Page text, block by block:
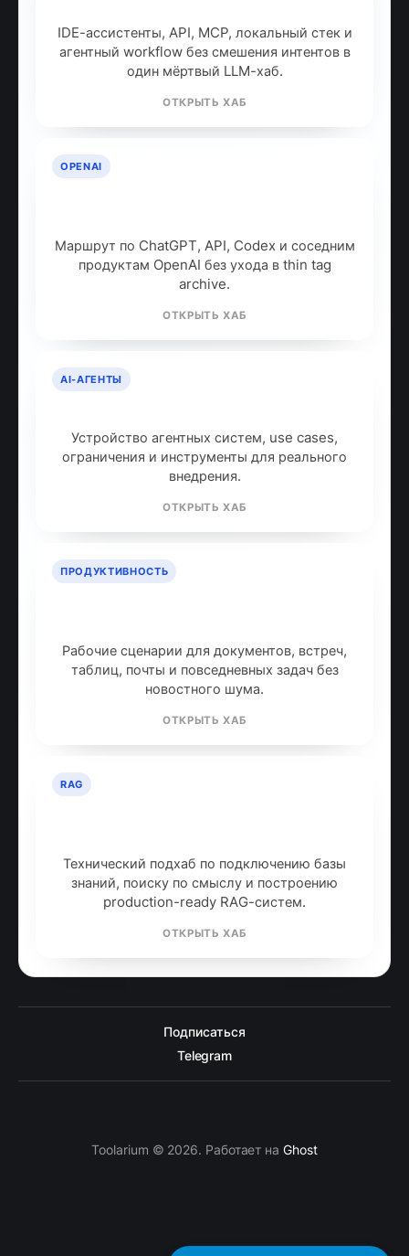
IDE-ассистенты, API, MCP, локальный стек и
агентный workflow без смешения интентов в
один мёртвый LLM-хаб.
ОТКРЫТЬ ХАБ
OPENAI
Маршрут по ChatGPT, API, Codex и соседним
продуктам OpenAI без ухода в thin tag
archive.
ОТКРЫТЬ ХАБ
AI-АГЕНТЫ
Устройство агентных систем, use cases,
ограничения и инструменты для реального
внедрения.
ОТКРЫТЬ ХАБ
ПРОДУКТИВНОСТЬ
Рабочие сценарии для документов, встреч,
таблиц, почты и повседневных задач без
новостного шума.
ОТКРЫТЬ ХАБ
RAG
Технический подхаб по подключению базы
знаний, поиску по смыслу и построению
production-ready RAG-систем.
ОТКРЫТЬ ХАБ
Подписаться
Telegram
Toolarium © 2026. Работает на Ghost